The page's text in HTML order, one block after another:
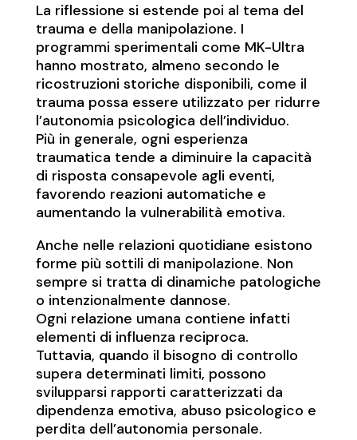
La riflessione si estende poi al tema del
trauma e della manipolazione. I
programmi sperimentali come MK-Ultra
hanno mostrato, almeno secondo le
ricostruzioni storiche disponibili, come il
trauma possa essere utilizzato per ridurre
l’autonomia psicologica dell’individuo.
Più in generale, ogni esperienza
traumatica tende a diminuire la capacità
di risposta consapevole agli eventi,
favorendo reazioni automatiche e
aumentando la vulnerabilità emotiva.
Anche nelle relazioni quotidiane esistono
forme più sottili di manipolazione. Non
sempre si tratta di dinamiche patologiche
o intenzionalmente dannose.
Ogni relazione umana contiene infatti
elementi di influenza reciproca.
Tuttavia, quando il bisogno di controllo
supera determinati limiti, possono
svilupparsi rapporti caratterizzati da
dipendenza emotiva, abuso psicologico e
perdita dell’autonomia personale.